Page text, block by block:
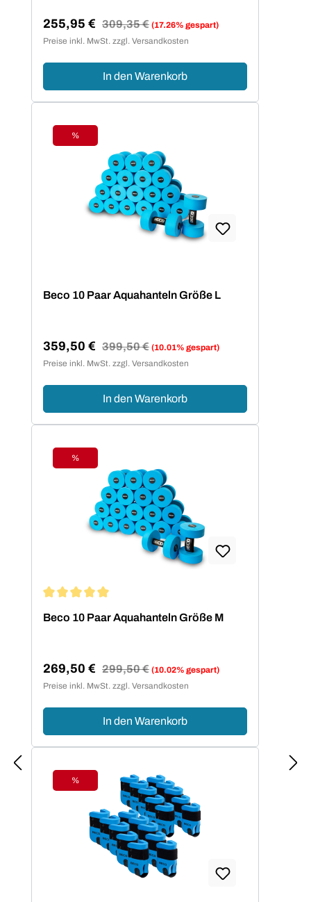
Verkaufspreis:
255,95 € Regulärer Preis:
309,35 € (17.26% gespart)
Preise inkl. MwSt. zzgl. Versandkosten
In den Warenkorb
Rabatt
%
Beco 10 Paar Aquahanteln Größe L
Verkaufspreis:
359,50 € Regulärer Preis:
399,50 € (10.01% gespart)
Preise inkl. MwSt. zzgl. Versandkosten
In den Warenkorb
Rabatt
%
Beco 10 Paar Aquahanteln Größe M
Verkaufspreis:
269,50 € Regulärer Preis:
299,50 € (10.02% gespart)
Preise inkl. MwSt. zzgl. Versandkosten
In den Warenkorb
Rabatt
%